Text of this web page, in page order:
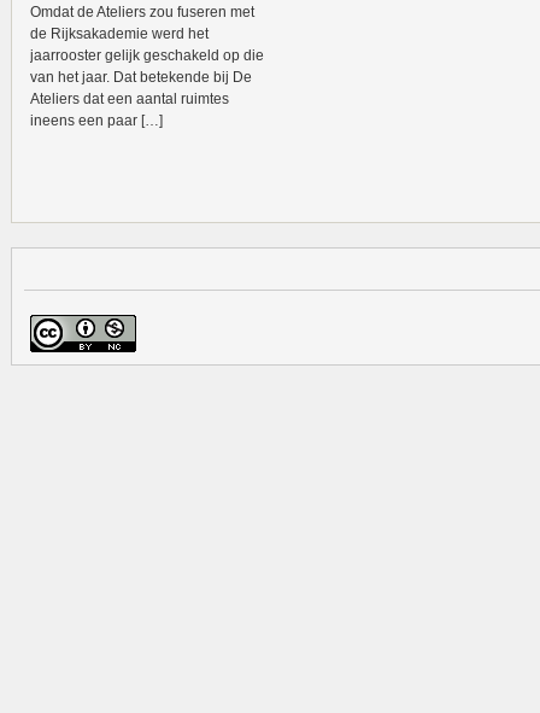
Omdat de Ateliers zou fuseren met
de Rijksakademie werd het
jaarrooster gelijk geschakeld op die
van het jaar. Dat betekende bij De
Ateliers dat een aantal ruimtes
ineens een paar […]